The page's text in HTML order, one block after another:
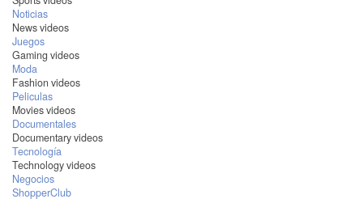
Noticias
News videos
Juegos
Gaming videos
Moda
Fashion videos
Peliculas
Movies videos
Documentales
Documentary videos
Tecnología
Technology videos
Negocios
ShopperClub